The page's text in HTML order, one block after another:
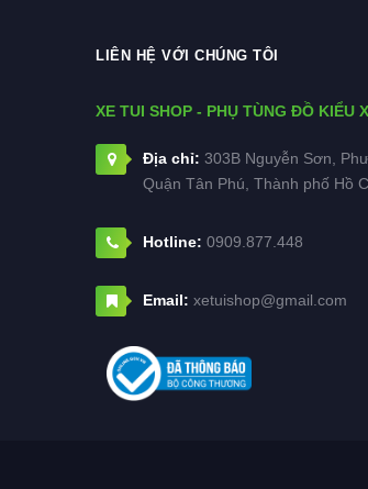
LIÊN HỆ VỚI CHÚNG TÔI
XE TUI SHOP - PHỤ TÙNG ĐỒ KIỂU
Địa chỉ: 303B Nguyễn Sơn,
Quận Tân Phú, Thành phố Hồ
Hotline: 0909.877.448
Email: xetuishop@gmail.com